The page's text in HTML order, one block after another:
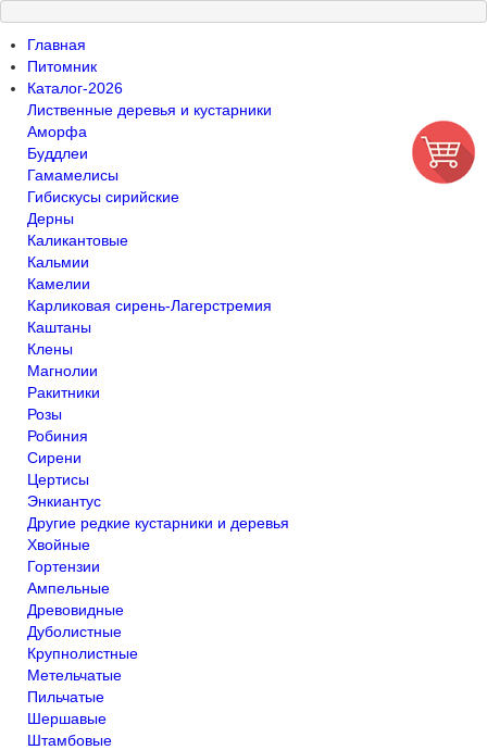
Главная
Питомник
Каталог-2026
Лиственные деревья и кустарники
Аморфа
Буддлеи
Гамамелисы
Гибискусы сирийские
Дерны
Каликантовые
Кальмии
Камелии
Карликовая сирень-Лагерстремия
Каштаны
Клены
Магнолии
Ракитники
Розы
Робиния
Сирени
Цертисы
Энкиантус
Другие редкие кустарники и деревья
Хвойные
Гортензии
Ампельные
Древовидные
Дуболистные
Крупнолистные
Метельчатые
Пильчатые
Шершавые
Штамбовые